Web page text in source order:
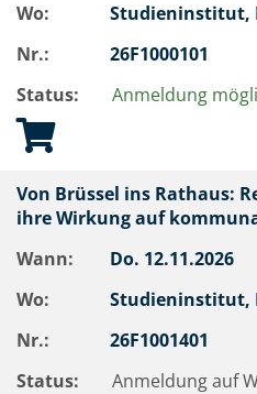
Wo:
Studieninstitut,
Nr.:
26F1000101
Status:
Anmeldung
Von Brüssel ins Rathaus:
ihre Wirkung auf
Wann:
Do. 12.11.2026
Wo:
Studieninstitut,
Nr.:
26F1001401
Status:
Anmeldung auf